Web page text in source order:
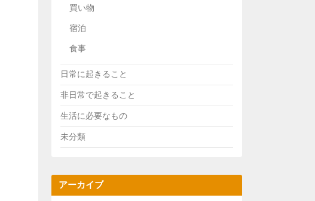
買い物
宿泊
食事
日常に起きること
非日常で起きること
生活に必要なもの
未分類
アーカイブ